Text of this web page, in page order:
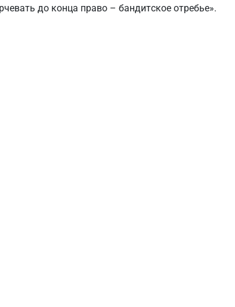
до конца право – бандитское отребье».